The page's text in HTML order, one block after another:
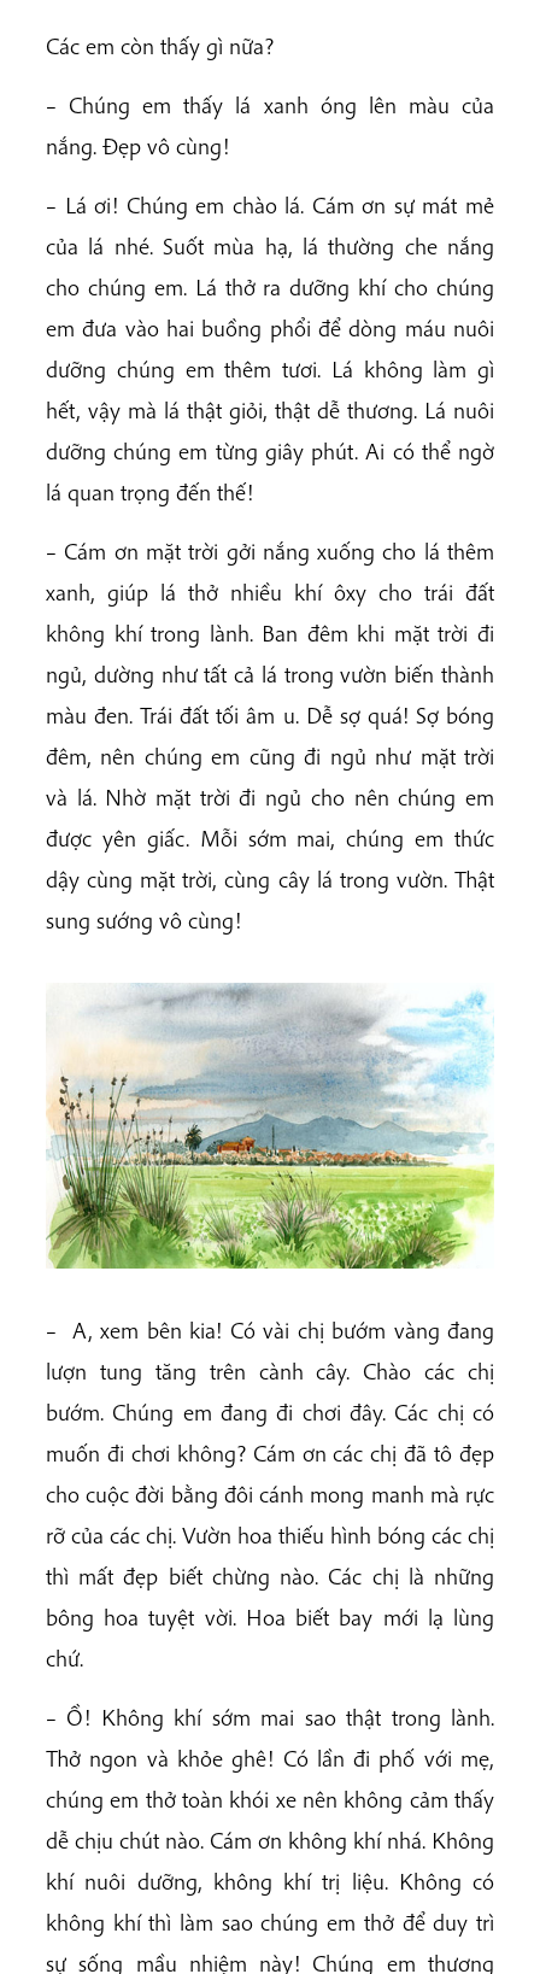
Các em còn thấy gì nữa?
– Chúng em thấy lá xanh óng lên màu của
nắng. Đẹp vô cùng!
– Lá ơi! Chúng em chào lá. Cám ơn sự mát mẻ
của lá nhé. Suốt mùa hạ, lá thường che nắng
cho chúng em. Lá thở ra dưỡng khí cho chúng
em đưa vào hai buồng phổi để dòng máu nuôi
dưỡng chúng em thêm tươi. Lá không làm gì
hết, vậy mà lá thật giỏi, thật dễ thương. Lá nuôi
dưỡng chúng em từng giây phút. Ai có thể ngờ
lá quan trọng đến thế!
– Cám ơn mặt trời gởi nắng xuống cho lá thêm
xanh, giúp lá thở nhiều khí ôxy cho trái đất
không khí trong lành. Ban đêm khi mặt trời đi
ngủ, dường như tất cả lá trong vườn biến thành
màu đen. Trái đất tối âm u. Dễ sợ quá! Sợ bóng
đêm, nên chúng em cũng đi ngủ như mặt trời
và lá. Nhờ mặt trời đi ngủ cho nên chúng em
được yên giấc. Mỗi sớm mai, chúng em thức
dậy cùng mặt trời, cùng cây lá trong vườn. Thật
sung sướng vô cùng!
– A, xem bên kia! Có vài chị bướm vàng đang
lượn tung tăng trên cành cây. Chào các chị
bướm. Chúng em đang đi chơi đây. Các chị có
muốn đi chơi không? Cám ơn các chị đã tô đẹp
cho cuộc đời bằng đôi cánh mong manh mà rực
rỡ của các chị. Vườn hoa thiếu hình bóng các chị
thì mất đẹp biết chừng nào. Các chị là những
bông hoa tuyệt vời. Hoa biết bay mới lạ lùng
chứ.
– Ồ! Không khí sớm mai sao thật trong lành.
Thở ngon và khỏe ghê! Có lần đi phố với mẹ,
chúng em thở toàn khói xe nên không cảm thấy
dễ chịu chút nào. Cám ơn không khí nhá. Không
khí nuôi dưỡng, không khí trị liệu. Không có
không khí thì làm sao chúng em thở để duy trì
sự sống mầu nhiệm này! Chúng em thương